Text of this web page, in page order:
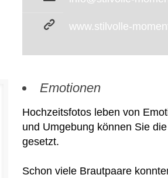
www.stilvolle-
Emotionen
Hochzeitsfotos leben von
und Umgebung können Sie
gesetzt.
Schon viele Brautpaare